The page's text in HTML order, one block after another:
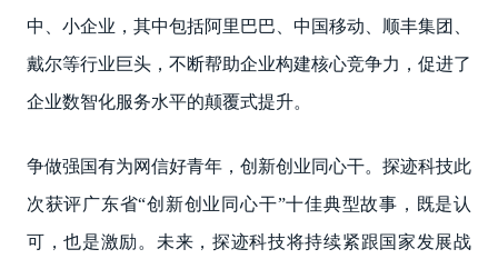
中、小企业，其中包括阿里巴巴、中国移动、顺丰集团、
戴尔等行业巨头，不断帮助企业构建核心竞争力，促进了
企业数智化服务水平的颠覆式提升。
争做强国有为网信好青年，创新创业同心干。探迹科技此
次获评广东省“创新创业同心干”十佳典型故事，既是认
可，也是激励。未来，探迹科技将持续紧跟国家发展战